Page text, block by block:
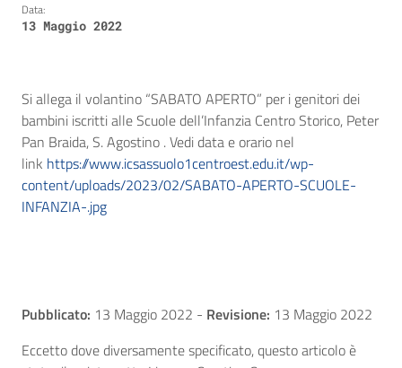
Data:
13 Maggio 2022
Si allega il volantino “SABATO APERTO” per i genitori dei
bambini iscritti alle Scuole dell’Infanzia Centro Storico, Peter
Pan Braida, S. Agostino . Vedi data e orario nel
link https://www.icsassuolo1centroest.edu.it/wp-
content/uploads/2023/02/SABATO-APERTO-SCUOLE-
INFANZIA-.jpg
Pubblicato: 13 Maggio 2022 - Revisione: 13 Maggio 2022
Eccetto dove diversamente specificato, questo articolo è